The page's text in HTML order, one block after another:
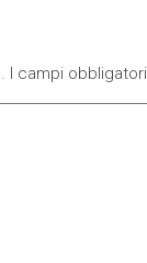
I campi